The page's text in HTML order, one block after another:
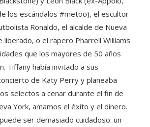
los escándalos #metoo), el escultor
Ronaldo, el alcalde de Nueva
liberado, o el rapero Pharrell Williams
que los mayores de 50 años
Tiffany había invitado a sus
de Katy Perry y planeaba
selectos a cenar durante el fin de
York, amamos el éxito y el dinero.
ser demasiado cuidadoso: un